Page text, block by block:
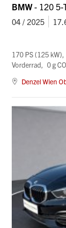
BMW- 120 5-
04 / 2025
170 PS (125 kW)
Vorderrad
0 g CO
Denzel Wien